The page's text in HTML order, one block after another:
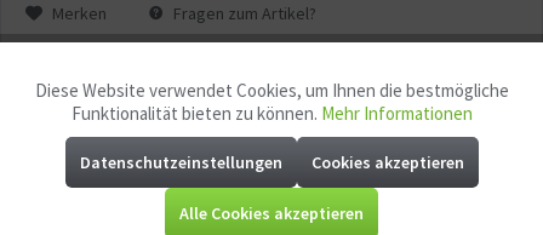
Merken Fragen zum Artikel?
EAN:
9355478926507
Mindestabnahme:
1
Bonuspunkte sichern
Funktionale Aktiv
Marketing Aktiv
Diese Website verwendet Cookies, um Ihnen die bestmögliche
Funktionalität bieten zu können. Mehr Informationen
Datenschutzeinstellungen Cookies akzeptieren
Alle Cookies akzeptieren